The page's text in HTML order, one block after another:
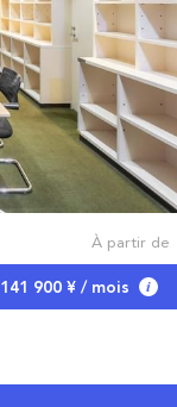
À partir de
141 900 ¥ / mois